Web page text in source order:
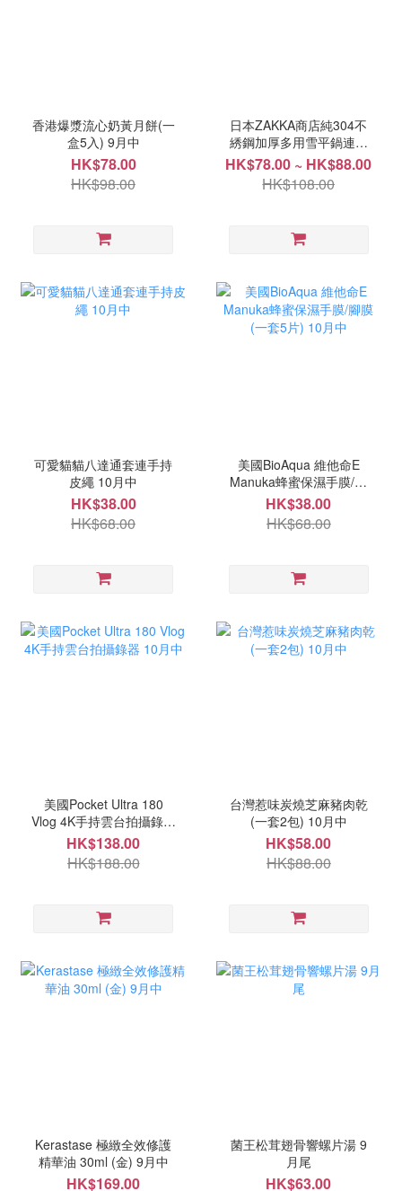
香港爆漿流心奶黃月餅(一
盒5入) 9月中
HK$78.00
HK$98.00
日本ZAKKA商店純304不
綉鋼加厚多用雪平鍋連蒸
架 10月中
HK$78.00 ~ HK$88.00
HK$108.00
可愛貓貓八達通套連手持
皮繩 10月中
HK$38.00
HK$68.00
美國BioAqua 維他命E
Manuka蜂蜜保濕手膜/腳
膜(一套5片) 10月中
HK$38.00
HK$68.00
美國Pocket Ultra 180
Vlog 4K手持雲台拍攝錄器
10月中
HK$138.00
HK$188.00
台灣惹味炭燒芝麻豬肉乾
(一套2包) 10月中
HK$58.00
HK$88.00
Kerastase 極緻全效修護
精華油 30ml (金) 9月中
HK$169.00
菌王松茸翅骨響螺片湯 9
月尾
HK$63.00